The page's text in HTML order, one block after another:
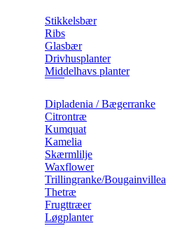
Stikkelsbær
Ribs
Glasbær
Drivhusplanter
Middelhavs planter
Dipladenia / Bægerranke
​Citrontræ
Kumquat
​Kamelia
Skærmlilje
Waxflower
​Trillingranke/Bougainvillea
Thetræ
Frugttræer
Løgplanter